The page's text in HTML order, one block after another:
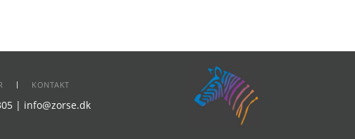
KONTAKT
| info@zorse.dk